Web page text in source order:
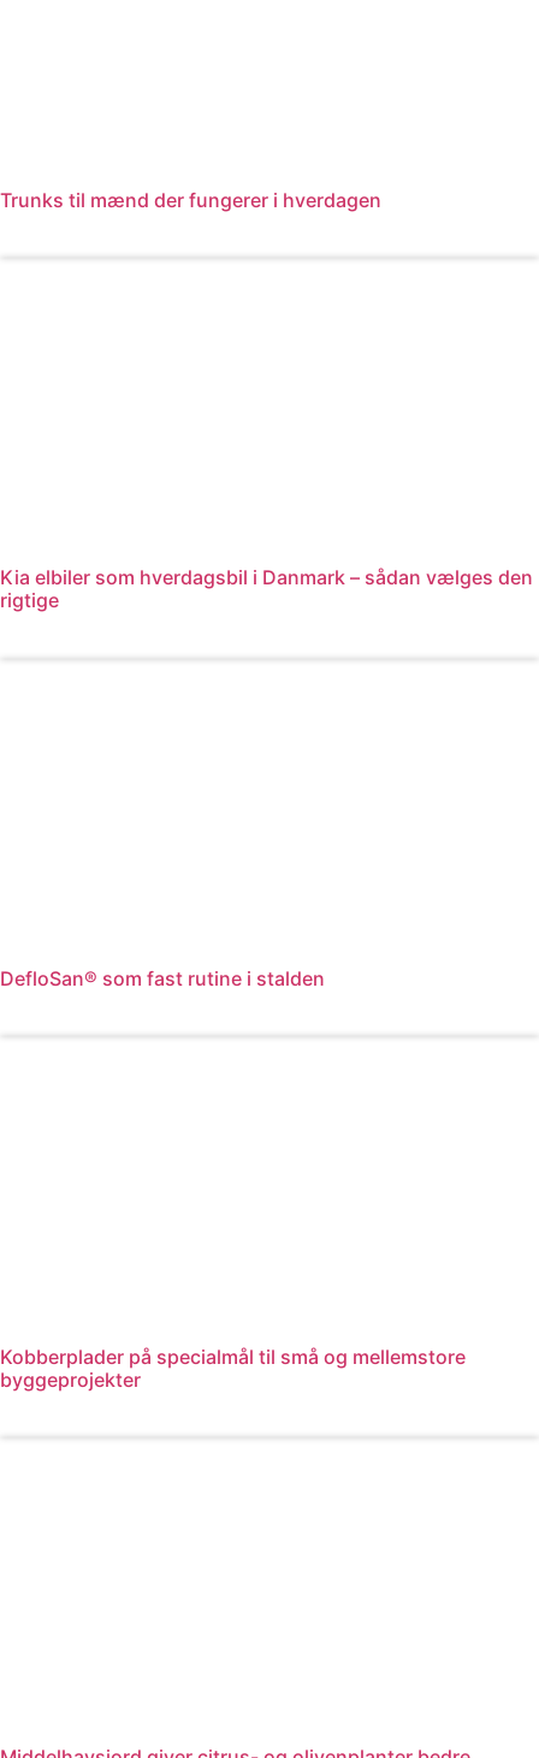
Trunks til mænd der fungerer i hverdagen
Kia elbiler som hverdagsbil i Danmark – sådan vælges den
rigtige
DefloSan® som fast rutine i stalden
Kobberplader på specialmål til små og mellemstore
byggeprojekter